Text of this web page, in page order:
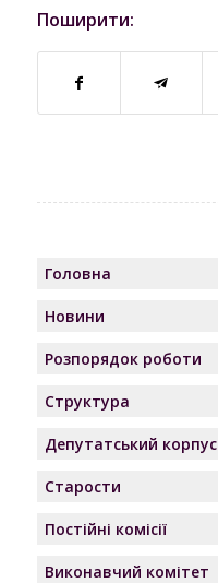
Поширити:
Головна
Новини
Розпорядок роботи
Структура
Депутатський корпус
Старости
Постійні комісії
Виконавчий комітет